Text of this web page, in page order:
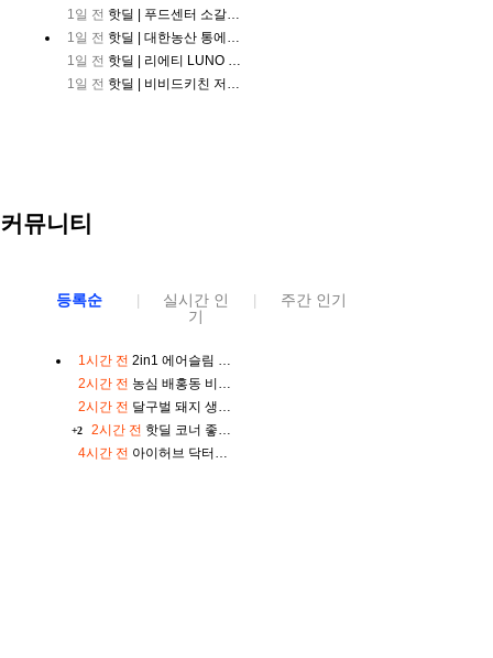
1일 전 핫딜 | 푸드센터 소갈비살, 200g, 5팩
1일 전 핫딜 | 대한농산 통에담은 슈퍼푸드 5곡 플러스 맞춤혼합 21곡, 2kg, 2개
1일 전 핫딜 | 리에티 LUNO RT 4056 선글라스
1일 전 핫딜 | 비비드키친 저당 닭가슴살 브리또 숯불매콤, 2개
커뮤니티
등록순
실시간 인
기
주간 인기
1시간 전 2in1 에어슬림 무선청소기 YQ 669
2시간 전 농심 배홍동 비빔면 137g, 8개
2시간 전 달구벌 돼지 생막창 세트, 500g, 2봉
+2 2시간 전 핫딜 코너 좋네요~
4시간 전 아이허브 닥터스베스트 코엔자임Q10 코큐텐 100mg 바이오페린 120정 2개